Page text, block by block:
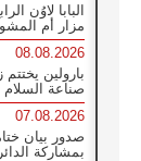
البابا لاوُن
مزار أم
08.08.2026
بارولين
صناعة السلام
07.08.2026
صدور بيان
بمشاركة